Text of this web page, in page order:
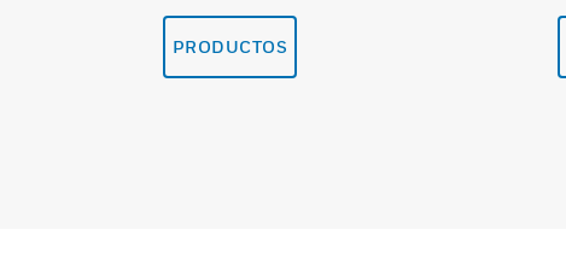
PRODUCTOS